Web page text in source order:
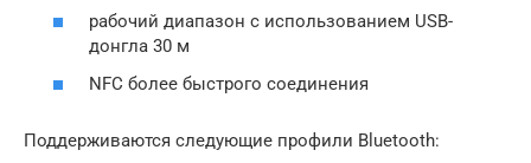
рабочий диапазон с использованием USB-
донгла 30 м
NFC более быстрого соединения
Поддерживаются следующие профили Bluetooth: